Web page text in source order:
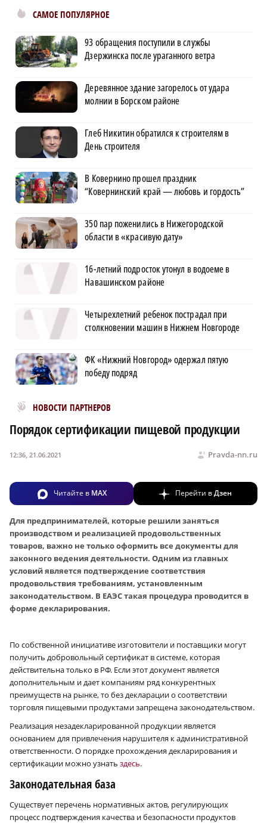
САМОЕ ПОПУЛЯРНОЕ
93 обращения поступили в службы
Дзержинска после ураганного ветра
Деревянное здание загорелось от удара
молнии в Борском районе
Глеб Никитин обратился к строителям в
День строителя
В Ковернино прошел праздник
“Ковернинский край — любовь и гордость”
350 пар поженились в Нижегородской
области в «красивую дату»
16-летний подросток утонул в водоеме в
Навашинском районе
Четырехлетний ребенок пострадал при
столкновении машин в Нижнем Новгороде
ФК «Нижний Новгород» одержал пятую
победу подряд
НОВОСТИ ПАРТНЕРОВ
Новости МирТесен
Порядок сертификации пищевой продукции
Pravda-nn.ru
12:36, 21.06.2021
Читайте в MAX Перейти вДзен
Для предпринимателей, которые решили заняться
производством и реализацией продовольственных
товаров, важно не только оформить все документы для
законного ведения деятельности. Одним из главных
условий является подтверждение соответствия
продовольствия требованиям, установленным
законодательством. В ЕАЭС такая процедура проводится в
форме декларирования.
По собственной инициативе изготовители и поставщики могут
получить добровольный сертификат в системе, которая
действительна только в РФ. Если этот документ является
дополнительным и дает компаниям ряд конкурентных
преимуществ на рынке, то без декларации о соответствии
торговля пищевыми продуктами запрещена законодательством.
Реализация незадекларированной продукции является
основанием для привлечения нарушителя к административной
ответственности. О порядке прохождения декларирования и
сертификации можно узнать здесь.
Законодательная база
Существует перечень нормативных актов, регулирующих
процесс подтверждения качества и безопасности продуктов